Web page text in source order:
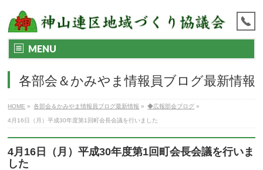
MENU
各部会＆かみやま情報員ブログ最新情報
HOME » 各部会＆かみやま情報員ブログ最新情報 » ◆広報部会ブログ »
4月16日（月）平成30年度第1回町会長会議を行いました
4月16日（月）平成30年度第1回町会長会議を行いま
した